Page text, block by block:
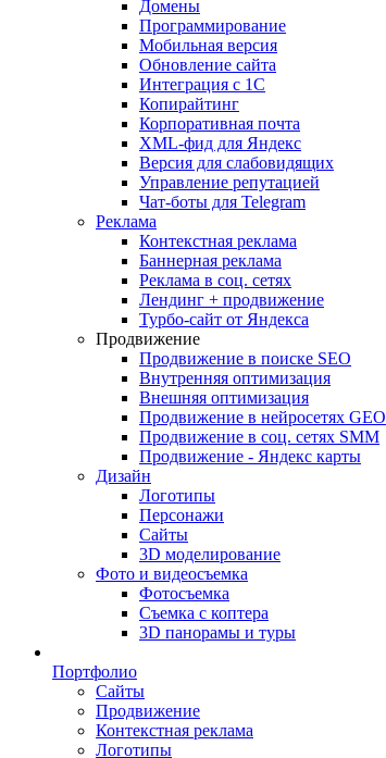
Домены
Программирование
Мобильная версия
Обновление сайта
Интеграция с 1С
Копирайтинг
Корпоративная почта
XML-фид для Яндекс
Версия для слабовидящих
Управление репутацией
Чат-боты для Telegram
Реклама
Контекстная реклама
Баннерная реклама
Реклама в соц. сетях
Лендинг + продвижение
Турбо-сайт от Яндекса
Продвижение
Продвижение в поиске SEO
Внутренняя оптимизация
Внешняя оптимизация
Продвижение в нейросетях GEO
Продвижение в соц. сетях SMM
Продвижение - Яндекс карты
Дизайн
Логотипы
Персонажи
Сайты
3D моделирование
Фото и видеосъемка
Фотосъемка
Съемка с коптера
3D панорамы и туры
Портфолио
Сайты
Продвижение
Контекстная реклама
Логотипы